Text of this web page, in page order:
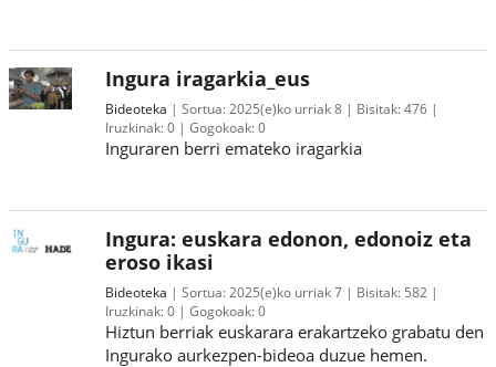
Ingura iragarkia_eus
Bideoteka Sortua: 2025(e)ko urriak 8 Bisitak:476
Iruzkinak:0 Gogokoak:0
Inguraren berri emateko iragarkia
Ingura: euskara edonon, edonoiz eta
eroso ikasi
Bideoteka Sortua: 2025(e)ko urriak 7 Bisitak: 582
Iruzkinak:0 Gogokoak:0
Hiztun berriak euskarara erakartzeko grabatu den
Ingurako aurkezpen-bideoa duzue hemen.